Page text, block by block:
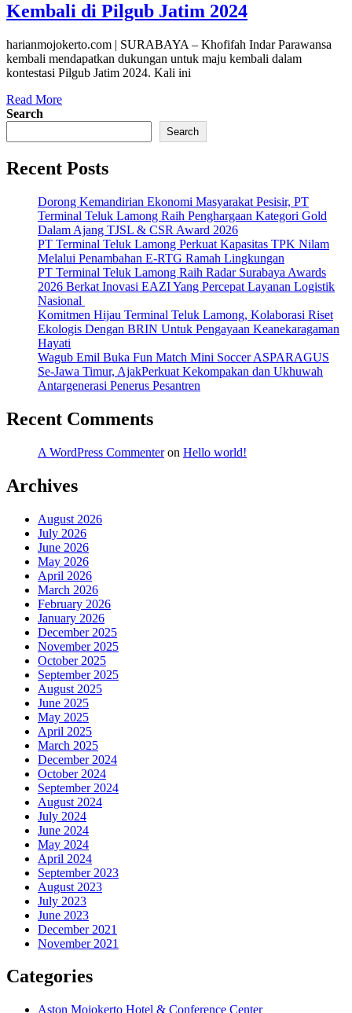
Kembali di Pilgub Jatim 2024
harianmojokerto.com | SURABAYA – Khofifah Indar Parawansa
kembali mendapatkan dukungan untuk maju kembali dalam
kontestasi Pilgub Jatim 2024. Kali ini
Read More
Search
Search
Recent Posts
Dorong Kemandirian Ekonomi Masyarakat Pesisir, PT
Terminal Teluk Lamong Raih Penghargaan Kategori Gold
Dalam Ajang TJSL & CSR Award 2026
PT Terminal Teluk Lamong Perkuat Kapasitas TPK Nilam
Melalui Penambahan E-RTG Ramah Lingkungan
PT Terminal Teluk Lamong Raih Radar Surabaya Awards
2026 Berkat Inovasi EAZI Yang Percepat Layanan Logistik
Nasional
Komitmen Hijau Terminal Teluk Lamong, Kolaborasi Riset
Ekologis Dengan BRIN Untuk Pengayaan Keanekaragaman
Hayati
Wagub Emil Buka Fun Match Mini Soccer ASPARAGUS
Se-Jawa Timur, AjakPerkuat Kekompakan dan Ukhuwah
Antargenerasi Penerus Pesantren
Recent Comments
A WordPress Commenteron Hello world!
Archives
August 2026
July 2026
June 2026
May 2026
April 2026
March 2026
February 2026
January 2026
December 2025
November 2025
October 2025
September 2025
August 2025
June 2025
May 2025
April 2025
March 2025
December 2024
October 2024
September 2024
August 2024
July 2024
June 2024
May 2024
April 2024
September 2023
August 2023
July 2023
June 2023
December 2021
November 2021
Categories
Aston Mojokerto Hotel & Conference Center